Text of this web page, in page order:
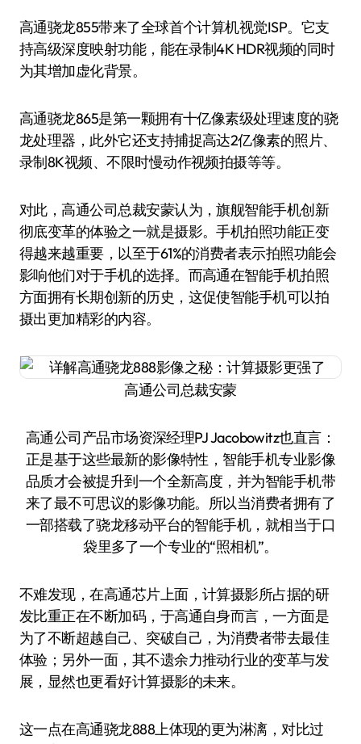
高通骁龙855带来了全球首个计算机视觉ISP。它支
持高级深度映射功能，能在录制4K HDR视频的同时
为其增加虚化背景。
高通骁龙865是第一颗拥有十亿像素级处理速度的骁
龙处理器，此外它还支持捕捉高达2亿像素的照片、
录制8K视频、不限时慢动作视频拍摄等等。
对此，高通公司总裁安蒙认为，旗舰智能手机创新
彻底变革的体验之一就是摄影。手机拍照功能正变
得越来越重要，以至于61%的消费者表示拍照功能会
影响他们对于手机的选择。而高通在智能手机拍照
方面拥有长期创新的历史，这促使智能手机可以拍
摄出更加精彩的内容。
高通公司总裁安蒙
高通公司产品市场资深经理PJ Jacobowitz也直言：
正是基于这些最新的影像特性，智能手机专业影像
品质才会被提升到一个全新高度，并为智能手机带
来了最不可思议的影像功能。所以当消费者拥有了
一部搭载了骁龙移动平台的智能手机，就相当于口
袋里多了一个专业的“照相机”。
不难发现，在高通芯片上面，计算摄影所占据的研
发比重正在不断加码，于高通自身而言，一方面是
为了不断超越自己、突破自己，为消费者带去最佳
体验；另外一面，其不遗余力推动行业的变革与发
展，显然也更看好计算摄影的未来。
这一点在高通骁龙888上体现的更为淋漓，对比过